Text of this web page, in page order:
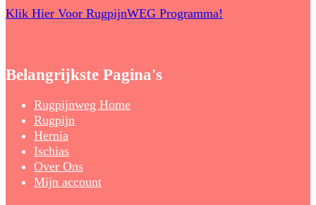
Klik Hier Voor RugpijnWEG Programma!
Belangrijkste Pagina's
Rugpijnweg Home
Rugpijn
Hernia
Ischias
Over Ons
Mijn account